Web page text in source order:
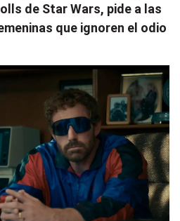
de Star Wars, pide a las
que ignoren el odio